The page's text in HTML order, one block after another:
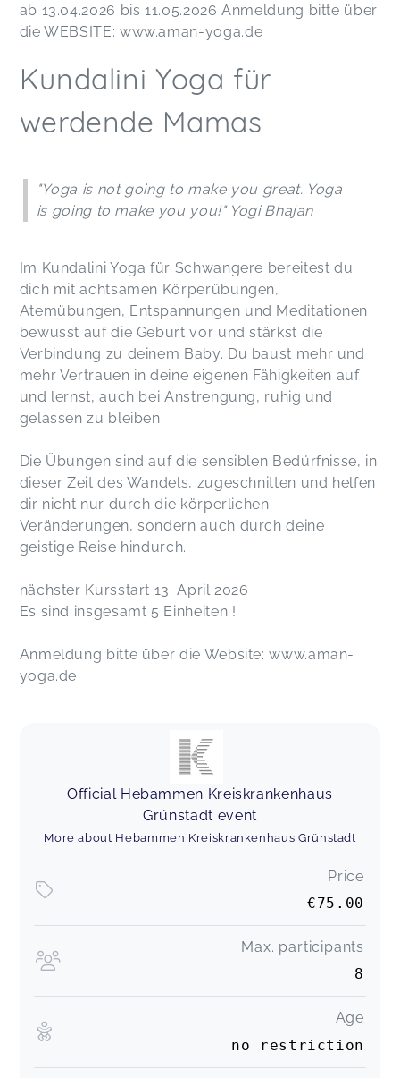
ab 13.04.2026 bis 11.05.2026 Anmeldung bitte über
die WEBSITE: www.aman-yoga.de
Kundalini Yoga für
werdende Mamas
"Yoga is not going to make you great. Yoga
is going to make you you!" Yogi Bhajan
Im Kundalini Yoga für Schwangere bereitest du
dich mit achtsamen Körperübungen,
Atemübungen, Entspannungen und Meditationen
bewusst auf die Geburt vor und stärkst die
Verbindung zu deinem Baby. Du baust mehr und
mehr Vertrauen in deine eigenen Fähigkeiten auf
und lernst, auch bei Anstrengung, ruhig und
gelassen zu bleiben.
Die Übungen sind auf die sensiblen Bedürfnisse, in
dieser Zeit des Wandels, zugeschnitten und helfen
dir nicht nur durch die körperlichen
Veränderungen, sondern auch durch deine
geistige Reise hindurch.
nächster Kursstart 13. April 2026
Es sind insgesamt 5 Einheiten !
Anmeldung bitte über die Website: www.aman-
yoga.de
Official Hebammen Kreiskrankenhaus
Grünstadt event
More about Hebammen Kreiskrankenhaus Grünstadt
Price
€75.00
Max. participants
8
Age
no restriction